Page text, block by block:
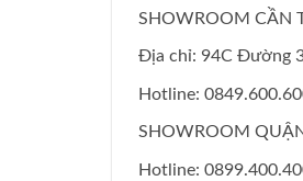
SHOWROOM CẦN
Địa chỉ: 94C Đường
Hotline:
SHOWROOM
Hotline: